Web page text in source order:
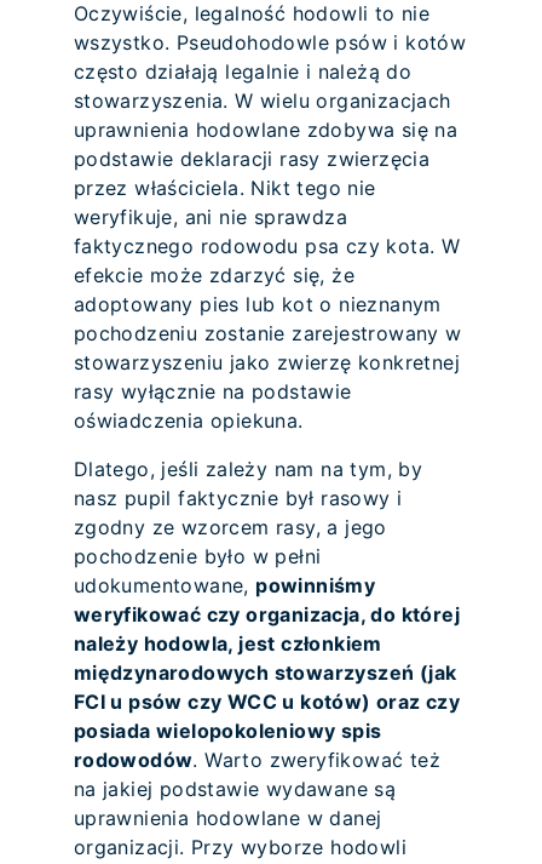
Oczywiście, legalność hodowli to nie
wszystko. Pseudohodowle psów i kotów
często działają legalnie i należą do
stowarzyszenia. W wielu organizacjach
uprawnienia hodowlane zdobywa się na
podstawie deklaracji rasy zwierzęcia
przez właściciela. Nikt tego nie
weryfikuje, ani nie sprawdza
faktycznego rodowodu psa czy kota. W
efekcie może zdarzyć się, że
adoptowany pies lub kot o nieznanym
pochodzeniu zostanie zarejestrowany w
stowarzyszeniu jako zwierzę konkretnej
rasy wyłącznie na podstawie
oświadczenia opiekuna.
Dlatego, jeśli zależy nam na tym, by
nasz pupil faktycznie był rasowy i
zgodny ze wzorcem rasy, a jego
pochodzenie było w pełni
udokumentowane, powinniśmy
weryfikować czy organizacja, do której
należy hodowla, jest członkiem
międzynarodowych stowarzyszeń (jak
FCI u psów czy WCC u kotów) oraz czy
posiada wielopokoleniowy spis
rodowodów. Warto zweryfikować też
na jakiej podstawie wydawane są
uprawnienia hodowlane w danej
organizacji. Przy wyborze hodowli